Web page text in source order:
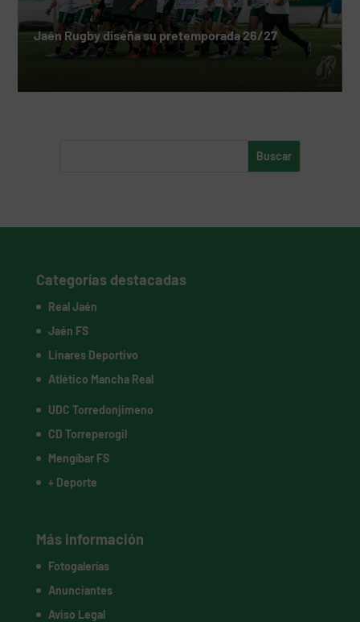
Jaén Rugby diseña su pretemporada 26/27
Categorías destacadas
Real Jaén
Jaén FS
Linares Deportivo
Atlético Mancha Real
UDC Torredonjimeno
CD Torreperogil
Mengíbar FS
+ Deporte
Más información
Fotogalerías
Anunciantes
Aviso Legal